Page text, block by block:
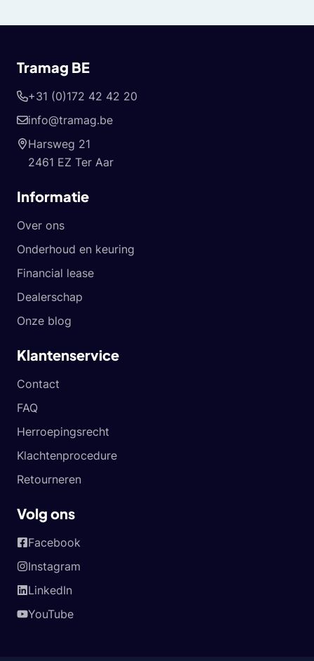
Tramag BE
+31 (0)172 42 42 20
info@tramag.be
Harsweg 21
2461 EZ Ter Aar
Informatie
Over ons
Onderhoud en keuring
Financial lease
Dealerschap
Onze blog
Klantenservice
Contact
FAQ
Herroepingsrecht
Klachtenprocedure
Retourneren
Volg ons
Facebook
Instagram
LinkedIn
YouTube